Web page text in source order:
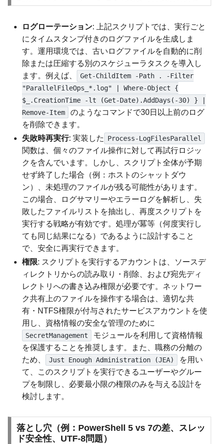
ログローテーション: 上記スクリプトでは、実行ごと
にタイムスタンプ付きのログファイルを生成しま
す。運用環境では、古いログファイルを自動的に削
除または圧縮する別のスケジューラタスクを導入し
ます。例えば、
Get-ChildItem -Path . -Filter
"ParallelFileOps_*.log" | Where-Object {
$_.CreationTime -lt (Get-Date).AddDays(-30) } |
Remove-Item
のようなコマンドで30日以上前のログ
を削除できます。
失敗時再実行: 実装した Process-LogFilesParallel
関数は、個々のファイル操作に対して再試行ロジッ
クを含んでいます。しかし、スクリプト全体が予期
せず終了した場合（例：ホストのシャットダウ
ン）、未処理のファイルが残る可能性があります。
この場合、ログサマリーやエラーログを解析し、失
敗したファイルリストを抽出し、再度スクリプトを
実行する戦略が有効です。処理が冪等（何度実行し
ても同じ結果になる）であるように設計すること
で、安全に再実行できます。
権限: スクリプトを実行するアカウントは、ソースデ
ィレクトリからの読み取り・削除、および宛先ディ
レクトリへの書き込み権限が必要です。ネットワー
ク共有上のファイルを操作する場合は、適切な共
有・NTFS権限が付与されたサービスアカウントを使
用し、資格情報の安全な管理のために
SecretManagement
モジュールを利用して資格情報
を保護することを推奨します。また、職務の分離の
ため、
Just Enough Administration (JEA)
を用い
て、このスクリプトを実行できるユーザーやグルー
プを制限し、必要最小限の権限のみを与える設計を
検討します。
落とし穴（例：PowerShell 5 vs 7の差、スレッ
ド安全性、UTF-8問題）